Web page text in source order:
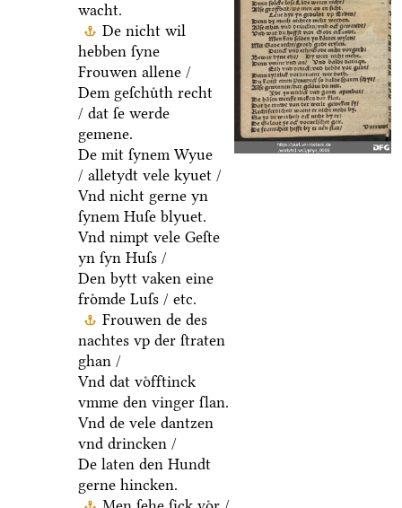
wacht.
De nicht wil
hebben ſyne
Frouwen allene /
Dem geſchuͤth recht
/ dat ſe werde
gemene.
De mit ſynem Wyue
/ alletydt vele kyuet /
Vnd nicht gerne yn
ſynem Huſe blyuet.
Vnd nimpt vele Geſte
yn ſyn Huſs /
Den bytt vaken eine
froͤmde Luſs / etc.
Frouwen de des
nachtes vp der ſtraten
ghan /
Vnd dat voͤfftinck
vmme den vinger ſlan.
Vnd de vele dantzen
vnd drincken /
De laten den Hundt
gerne hincken.